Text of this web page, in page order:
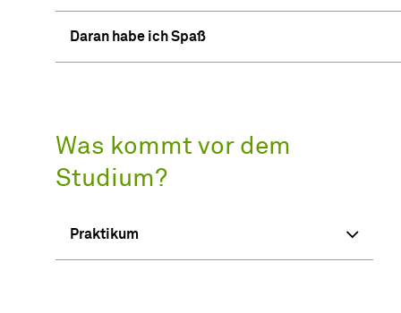
Daran habe ich Spaß
Was kommt vor dem
Studium?
Praktikum